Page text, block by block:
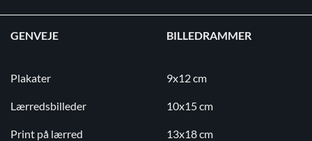
GENVEJE
Plakater
Lærredsbilleder
Print på lærred
BILLEDRAMMER
9x12 cm
10x15 cm
13x18 cm